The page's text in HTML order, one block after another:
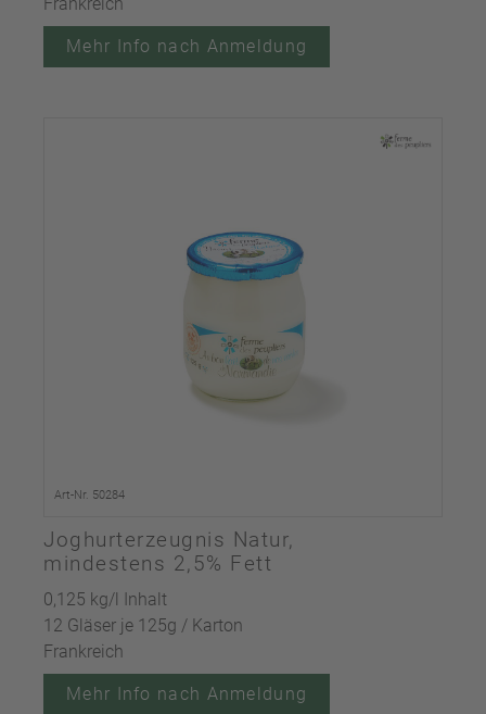
Mehr Info nach Anmeldung
Art-Nr. 50284
Joghurterzeugnis Natur,
mindestens 2,5% Fett
0,125 kg/l Inhalt
12 Gläser je 125g / Karton
Frankreich
Mehr Info nach Anmeldung